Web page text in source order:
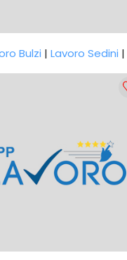
Bulzi | Lavoro Sedini |